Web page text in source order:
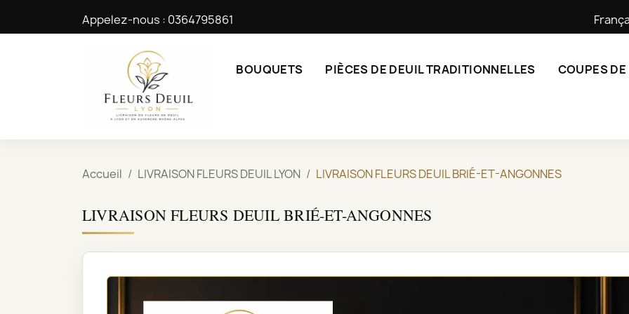
Appelez-nous : 0364795861
BOUQUETS PIÈCES DE DEUIL TRADITIONNELLES COUPES
Accueil LIVRAISON FLEURS DEUIL LYON LIVRAISON FLEURS DEUIL BRIÉ-ET-ANGONNES
LIVRAISON FLEURS DEUIL BRIÉ-ET-ANGONNES